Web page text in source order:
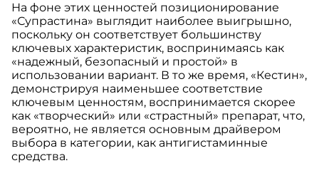
На фоне этих ценностей позиционирование
«Супрастина» выглядит наиболее выигрышно,
поскольку он соответствует большинству
ключевых характеристик, воспринимаясь как
«надежный, безопасный и простой» в
использовании вариант. В то же время, «Кестин»,
демонстрируя наименьшее соответствие
ключевым ценностям, воспринимается скорее
как «творческий» или «страстный» препарат, что,
вероятно, не является основным драйвером
выбора в категории, как антигистаминные
средства.